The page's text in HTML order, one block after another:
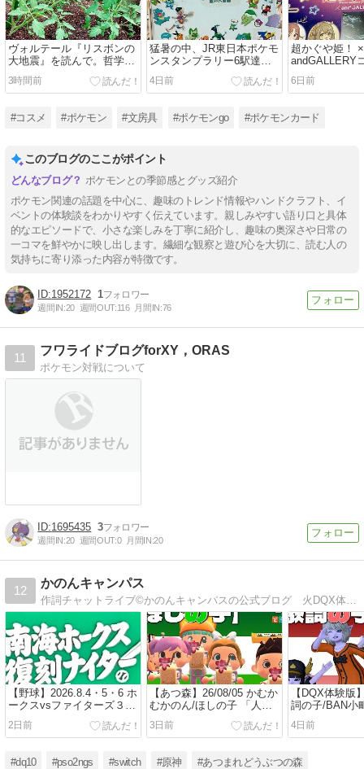
ヴォルテール『リスボンの
大地震』を読んで。哲学よ
り先に「水！」と思った
私。
3時間前
猛暑の中、JR東日本ポケモ
ンスタンプラリー6駅達
成！なぜ私はスタンプを集
めるのだろう？（笑
4日前
超かぐや姫！ ×
andGALLERY
に行ってきま
6日前
#コスメ #ポケモン #文房具 #ポケモンgo #ポケモンカード
このブログのここがポイント
ポケモンとの季節感とグッズ紹介
ポケモン関連の話題を中心に、趣味のトレンド情報やハンドクラフト、イ
ベントの体験談をわかりやすく伝えています。親しみやすい語り口と具体
的なエピソードで、小さな楽しみを丁寧に紹介し、趣味の奥深さや日常の
一コマを鮮やかに映し出します。繊細な観察と遊び心を大切に、読む人の
気持ちに寄り添った内容が特徴です。
1952172 1
週間IN:20 週間OUT:116 月間IN:76
11
フワライドブログforXY，ORAS
ポケモン対戦について
1695435 3
週間IN:20 週間OUT:0 月間IN:20
12
かのんキャンパス
作詞チャットライブ©かのんキャンパスの公式ブログ 火DQX体験版 水あつ森 無声ライブ配信 木かのキャンチャレンジｗｗｗ
【野球】2026.8.4・5・6 ホ
ークスvsファイターズ３連
2日前
【あつ森】26/08/05 かむか
むかのん/ほしの子 「人命
＞売上金💢」 vol.1484
3日前
【DQX体験版
詞の子/BAN小
ー＆台風中国
け」 vol.1483
4日前
#dq10 #pso2ngs #switch #原神 #あつまれどうぶつの森